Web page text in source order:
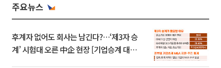
주요뉴스
후계자 없어도 회사는 남긴다?…‘제3자 승
계’ 시험대 오른 中企 현장 [기업승계 대전